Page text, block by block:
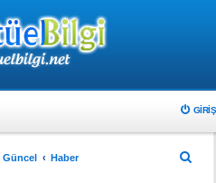
GIRIŞ
Güncel Haber